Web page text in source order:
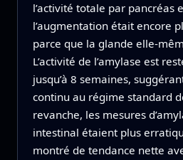
l’activité totale par pancréas
l’augmentation était encore
parce que la glande elle-
L’activité de l’amylase est
jusqu’à 8 semaines,
continu au régime standard
revanche, les mesures
intestinal étaient plus
montré de tendance nette